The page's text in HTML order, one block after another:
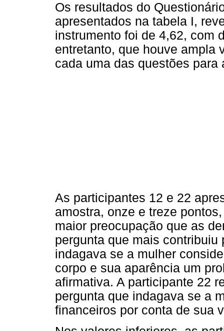
Os resultados do
apresentados na tabela I,
instrumento foi de 4,62, com
entretanto, que houve ampla
cada uma das questões
As participantes 12 e 22
amostra, onze e treze
maior preocupação que as
pergunta que mais
indagava se a mulher
corpo e sua aparência um
afirmativa. A participante 22
pergunta que indagava se a
financeiros por conta de sua